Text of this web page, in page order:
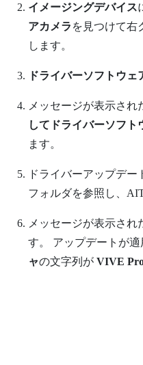
イメージングデバイス
アカメラ を見つけて右
します。
ドライバーソフトウェ
メッセージが表示され
してドライバーソフト
ます。
ドライバーアップデ
フォルダを参照し、
メッセージが表示され
す。 アップデートが適
ャの文字列が VIVE